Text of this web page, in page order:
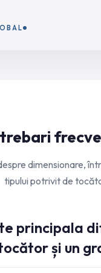
dimensionare,
tipului potrivit de
principala
și un